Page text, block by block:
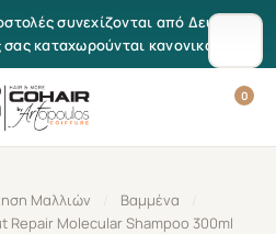
συνεχίζονται από Δευτέρα
καταχωρούνται κανονικά.
0
Μαλλιών Βαμμένα
Repair Molecular Shampoo 300ml